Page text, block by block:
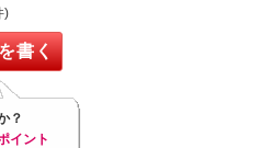
)
書く
？
イント